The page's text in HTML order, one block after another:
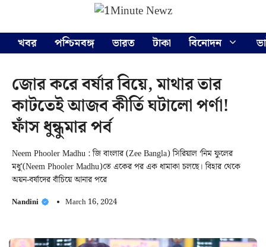
content
খবর
পশ্চিমবঙ্গ ভারত টাকা বিনোদন
জোর করে বর্ষার বিয়ে, মাথার তার
কাটতেই আজব কীর্তি ঘটালো পর্ণা!
ফাঁস ধুন্ধুমার পর্ব
Neem Phooler Madhu : জি বাংলার (Zee Bangla) সিরিয়াল ‘নিম ফুলের
মধু'(Neem Phooler Madhu)তে একের পর এক ধামাকা চলছে। বিহার থেকে
অয়ন-বর্ষাদের বাঁচিয়ে আনার পরে
Nandini March 16, 2024